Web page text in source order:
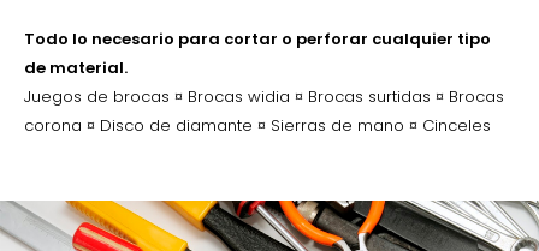
Todo lo necesario para cortar o perforar cualquier tipo
de material.
Juegos de brocas ¤ Brocas widia ¤ Brocas surtidas ¤ Brocas
corona ¤ Disco de diamante ¤ Sierras de mano ¤ Cinceles